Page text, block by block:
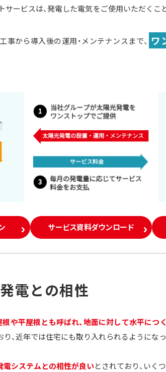
ービスは、発電した電気をご使用いただくこと
事から導入後の運用・メンテナンスまで、 ワ
サービス資料ダウンロード
電との相性
根や平屋根とも呼ばれ、地面に対して水平につ
り、近年では住宅にも取り入れられるようにな
電システムとの相性が良いとされており、いく